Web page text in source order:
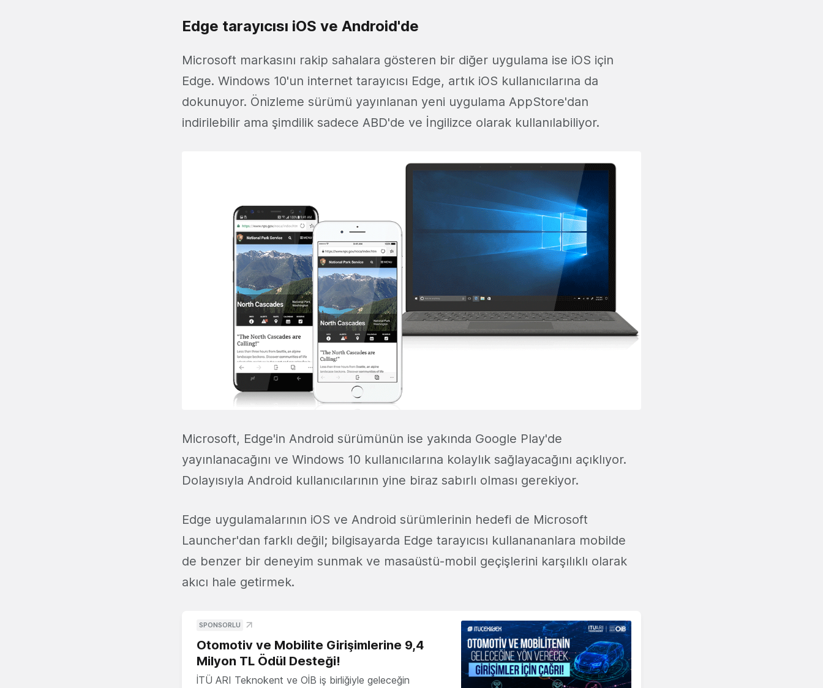
Edge tarayıcısı iOS ve Android'de
Microsoft markasını rakip sahalara gösteren bir diğer uygulama ise iOS için
Edge. Windows 10'un internet tarayıcısı Edge, artık iOS kullanıcılarına da
dokunuyor. Önizleme sürümü yayınlanan yeni uygulama AppStore'dan
indirilebilir ama şimdilik sadece ABD'de ve İngilizce olarak kullanılabiliyor.
Microsoft, Edge'in Android sürümünün ise yakında Google Play'de
yayınlanacağını ve Windows 10 kullanıcılarına kolaylık sağlayacağını açıklıyor.
Dolayısıyla Android kullanıcılarının yine biraz sabırlı olması gerekiyor.
Edge uygulamalarının iOS ve Android sürümlerinin hedefi de Microsoft
Launcher'dan farklı değil; bilgisayarda Edge tarayıcısı kullanananlara mobilde
de benzer bir deneyim sunmak ve masaüstü-mobil geçişlerini karşılıklı olarak
akıcı hale getirmek.
SPONSORLU
Otomotiv ve Mobilite Girişimlerine 9,4
Milyon TL Ödül Desteği!
İTÜ ARI Teknokent ve OİB iş birliğiyle geleceğin